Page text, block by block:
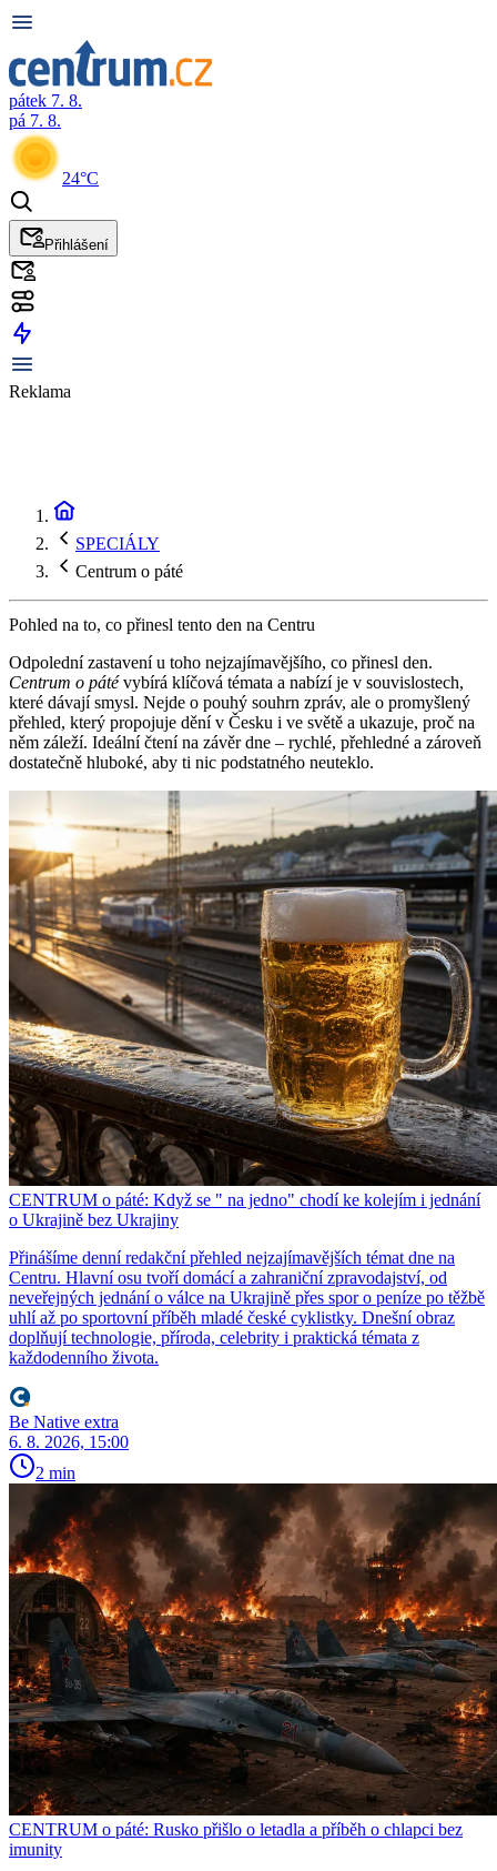
pátek 7. 8.
pá 7. 8.
24°C
Přihlášení
Reklama
SPECIÁLY
Centrum o páté
Pohled na to, co přinesl tento den na Centru
Odpolední zastavení u toho nejzajímavějšího, co přinesl den.
Centrum o pátévybírá klíčová témata a nabízí je v souvislostech,
které dávají smysl. Nejde o pouhý souhrn zpráv, ale o promyšlený
přehled, který propojuje dění v Česku i ve světě a ukazuje, proč na
něm záleží. Ideální čtení na závěr dne – rychlé, přehledné a zároveň
dostatečně hluboké, aby ti nic podstatného neuteklo.
CENTRUM o páté: Když se " na jedno" chodí ke kolejím i jednání
o Ukrajině bez Ukrajiny
Přinášíme denní redakční přehled nejzajímavějších témat dne na
Centru. Hlavní osu tvoří domácí a zahraniční zpravodajství, od
neveřejných jednání o válce na Ukrajině přes spor o peníze po těžbě
uhlí až po sportovní příběh mladé české cyklistky. Dnešní obraz
doplňují technologie, příroda, celebrity i praktická témata z
každodenního života.
Be Native extra
6. 8. 2026, 15:00
2 min
CENTRUM o páté: Rusko přišlo o letadla a příběh o chlapci bez
imunity